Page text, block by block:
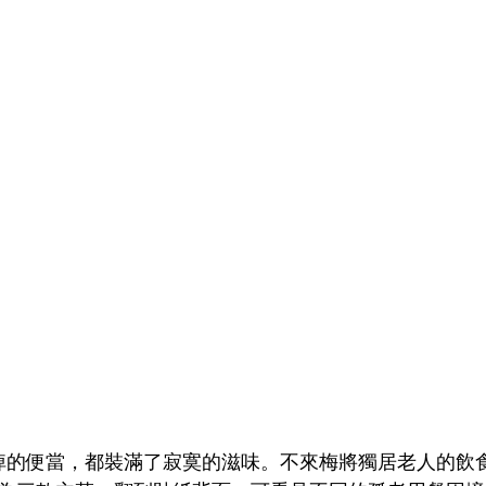
的便當，都裝滿了寂寞的滋味。不來梅將獨居老人的飲